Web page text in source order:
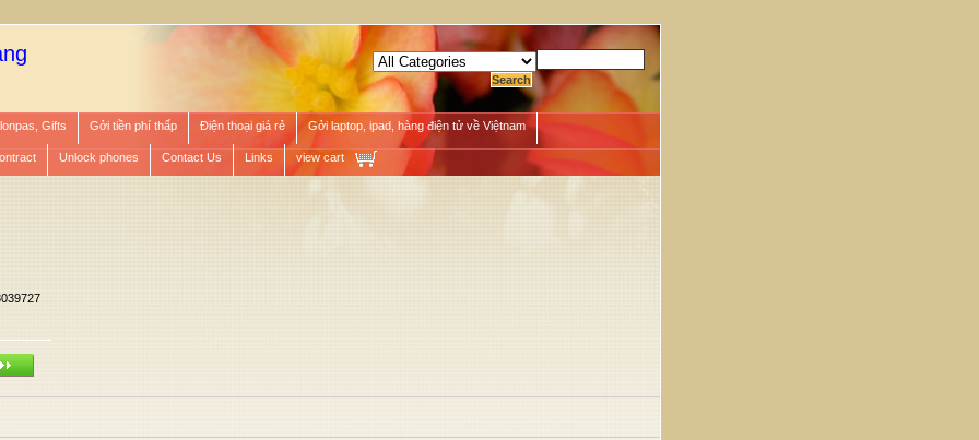
Gifts Gởi tiền phí thấp Điện thoại giá rẻ Gởi laptop, ipad, hàng điện tử về Việtnam
Unlock phones Contact Us Links view cart